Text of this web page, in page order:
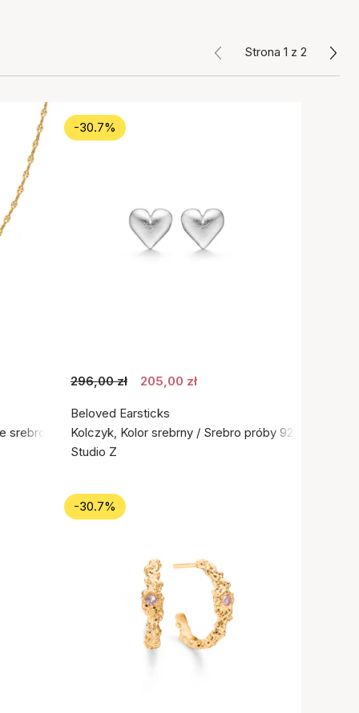
Strona 1 z 2
srebro próby 925
-30.7%
296,00 zł 205,00 zł
Beloved Earsticks
Kolczyk, Kolor srebrny / Srebro próby 925
Studio Z
-30.7%